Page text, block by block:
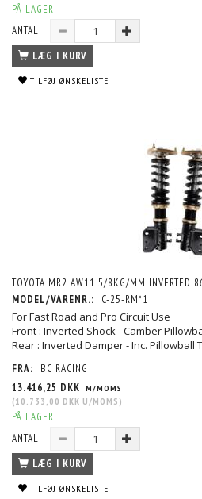
PÅ LAGER
ANTAL
LÆG I KURV
TILFØJ ØNSKELISTE
TOYOTA MR2 AW11 5/8KG/MM INVERTED
MODEL/VARENR.:
C-25-RM*1
For Fast Road and Pro Circuit Use
Front : Inverted Shock - Camber
Rear : Inverted Damper - Inc. Pillowball
FRA:
BC RACING
13.416,25 DKK M/MOMS
(10.733,00 DKK U/MOMS )
PÅ LAGER
ANTAL
LÆG I KURV
TILFØJ ØNSKELISTE